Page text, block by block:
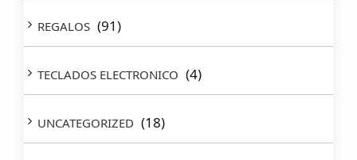
REGALOS (91)
TECLADOS ELECTRONICO (4)
UNCATEGORIZED (18)